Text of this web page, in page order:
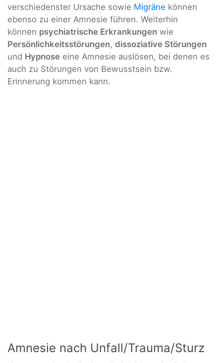
verschiedenster Ursache sowie Migräne können
ebenso zu einer Amnesie führen. Weiterhin
können psychiatrische Erkrankungen wie
Persönlichkeitsstörungen, dissoziative Störungen
und Hypnose eine Amnesie auslösen, bei denen es
auch zu Störungen von Bewusstsein bzw.
Erinnerung kommen kann.
Amnesie nach Unfall/Trauma/Sturz